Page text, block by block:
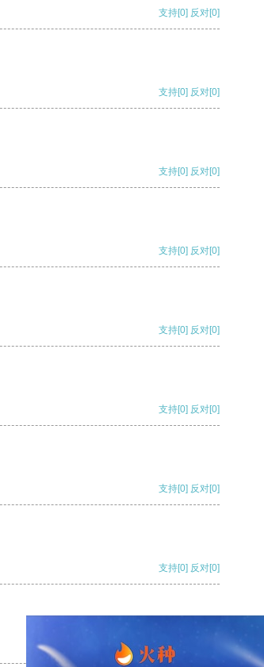
支持[0] 反对[0]
支持[0] 反对[0]
支持[0] 反对[0]
支持[0] 反对[0]
支持[0] 反对[0]
支持[0] 反对[0]
支持[0] 反对[0]
支持[0] 反对[0]
支持